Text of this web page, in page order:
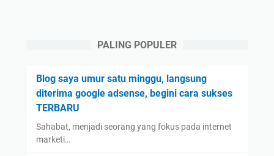
PALING POPULER
Blog saya umur satu minggu, langsung
diterima google adsense, begini cara sukses
TERBARU
Sahabat, menjadi seorang yang fokus pada internet
marketi…